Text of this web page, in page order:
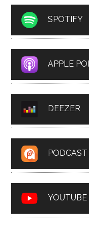
SPOTIFY
APPLE
DEEZER
YOUTUBE